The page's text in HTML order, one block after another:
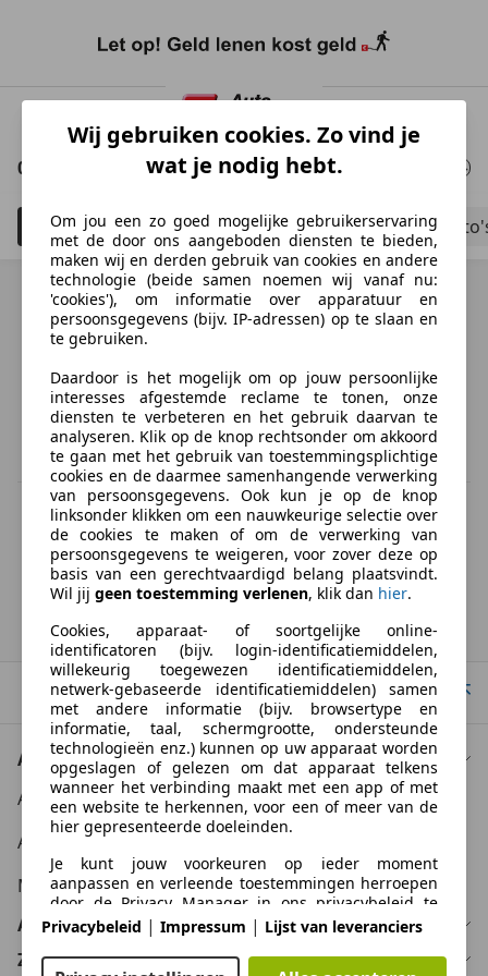
Ga
hoofdinhoud
0 Resultaten voor uw zoekopdracht
Filteren 5 Bouwjaar tot 2006
Ontdek vergelijkbare voertuigen
Niet precies je zoekopdracht, maar misschien wel de
perfecte match.
BTW verrekenbaar
Specificatie van de fabrikant voor nieuwe voertuigen. Afhankelijk van de
kilometerstand, het rijgedrag, de leeftijd van de batterij en het
laadgedrag, kan de radius van occasies aanzienlijk variëren.
Homepage
Naar boven
Auto kopen
Auto kooptips
Auto zoektips
Meer informatie
Auto verkopen
Zakelijk
Wij gebruiken cookies. Zo vind je
wat je nodig hebt.
Om jou een zo goed mogelijke gebruikerservaring
met de door ons aangeboden diensten te bieden,
maken wij en derden gebruik van cookies en andere
technologie (beide samen noemen wij vanaf nu:
'cookies'), om informatie over apparatuur en
persoonsgegevens (bijv. IP-adressen) op te slaan en
te gebruiken.
Daardoor is het mogelijk om op jouw persoonlijke
interesses afgestemde reclame te tonen, onze
diensten te verbeteren en het gebruik daarvan te
analyseren. Klik op de knop rechtsonder om akkoord
te gaan met het gebruik van toestemmingsplichtige
cookies en de daarmee samenhangende verwerking
van persoonsgegevens. Ook kun je op de knop
linksonder klikken om een nauwkeurige selectie over
de cookies te maken of om de verwerking van
persoonsgegevens te weigeren, voor zover deze op
basis van een gerechtvaardigd belang plaatsvindt.
Wil jij geen toestemming verlenen, klik dan hier.
Cookies, apparaat- of soortgelijke online-
identificatoren (bijv. login-identificatiemiddelen,
willekeurig toegewezen identificatiemiddelen,
netwerk-gebaseerde identificatiemiddelen) samen
met andere informatie (bijv. browsertype en
informatie, taal, schermgrootte, ondersteunde
technologieën enz.) kunnen op uw apparaat worden
opgeslagen of gelezen om dat apparaat telkens
wanneer het verbinding maakt met een app of met
een website te herkennen, voor een of meer van de
hier gepresenteerde doeleinden.
Je kunt jouw voorkeuren op ieder moment
aanpassen en verleende toestemmingen herroepen
door de Privacy Manager in ons privacybeleid te
bezoeken.
Privacybeleid | Impressum | Lijst van leveranciers